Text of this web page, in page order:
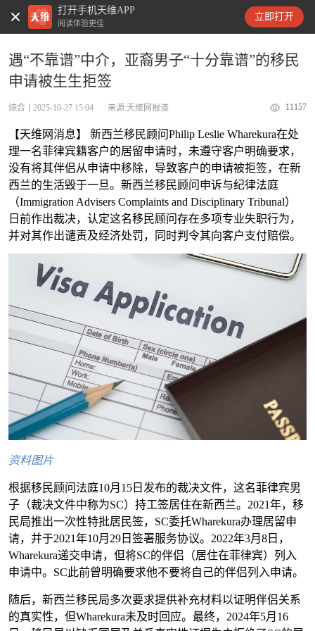
打开手机天维APP
阅读体验更佳
立即打开
天维新闻
遇“不靠谱”中介，亚裔男子“十分靠谱”的移民
申请被生生拒签
综合 2025-10-27 15:04 来源:天维网报道 11157
【天维网消息】 新西兰移民顾问Philip Leslie Wharekura在处
理一名菲律宾籍客户的居留申请时，未遵守客户明确要求，
没有将其伴侣从申请中移除，导致客户的申请被拒签，在新
西兰的生活毁于一旦。新西兰移民顾问申诉与纪律法庭
（Immigration Advisers Complaints and Disciplinary Tribunal）
日前作出裁决，认定这名移民顾问存在多项专业失职行为，
并对其作出谴责及经济处罚，同时判令其向客户支付赔偿。
资料图片
根据移民顾问法庭10月15日发布的裁决文件，这名菲律宾男
子（裁决文件中称为SC）持工签居住在新西兰。2021年，移
民局推出一次性特批居民签，SC委托Wharekura办理居留申
请，并于2021年10月29日签署服务协议。2022年3月8日，
Wharekura递交申请，但将SC的伴侣（居住在菲律宾）列入
申请中。SC此前曾明确要求他不要将自己的伴侣列入申请。
随后，新西兰移民局多次要求提供补充材料以证明伴侣关系
的真实性，但Wharekura未及时回应。最终，2024年5月16